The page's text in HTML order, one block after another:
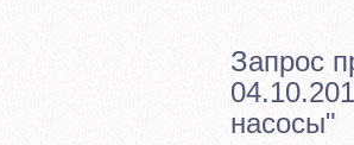
Запрос
насосы"